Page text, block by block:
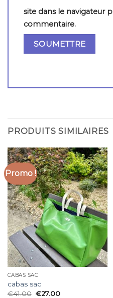
site dans le navigateur
commentaire.
PRODUITS SIMILAIRES
Promo !
CABAS SAC
cabas sac
€41.00 €27.00